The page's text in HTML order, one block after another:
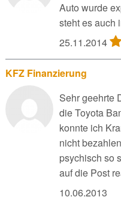
Auto wurde
steht es auch
25.11.2014
KFZ Finanzierung
Sehr geehrte
die Toyota
konnte ich
nicht
psychisch so
auf die Post
10.06.2013